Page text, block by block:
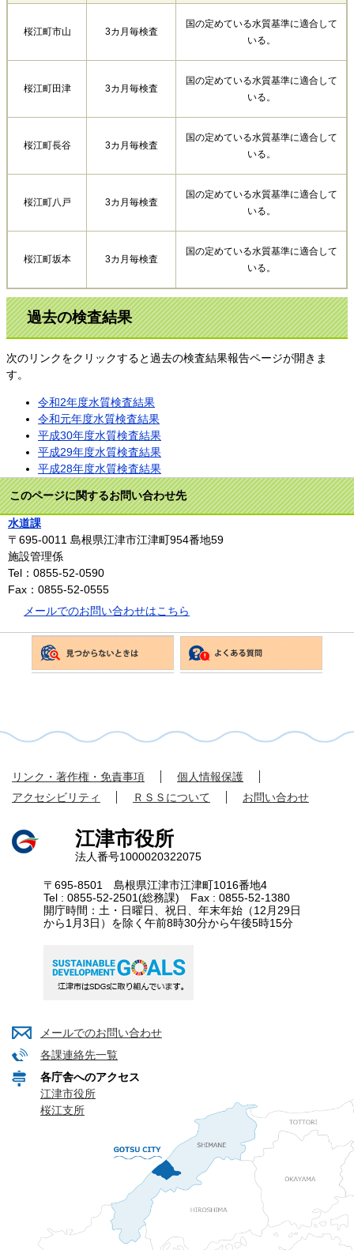
桜江町市山 3カ月毎検査
国の定めている水質基準に適合して
いる。
桜江町田津 3カ月毎検査
国の定めている水質基準に適合して
いる。
桜江町長谷 3カ月毎検査
国の定めている水質基準に適合して
いる。
桜江町八戸 3カ月毎検査
国の定めている水質基準に適合して
いる。
桜江町坂本 3カ月毎検査
国の定めている水質基準に適合して
いる。
過去の検査結果
次のリンクをクリックすると過去の検査結果報告ページが開きま
す。
令和2年度水質検査結果
令和元年度水質検査結果
平成30年度水質検査結果
平成29年度水質検査結果
平成28年度水質検査結果
このページに関するお問い合わせ先
水道課
〒695-0011 島根県江津市江津町954番地59
施設管理係
Tel：0855-52-0590
Fax：0855-52-0555
メールでのお問い合わせはこちら
リンク・著作権・免責事項
個人情報保護
アクセシビリティ
ＲＳＳについて お問い合わせ
江津市役所
法人番号1000020322075
〒695-8501 島根県江津市江津町1016番地4
Tel : 0855-52-2501(総務課) Fax : 0855-52-1380
開庁時間：土・日曜日、祝日、年末年始（12月29日
から1月3日）を除く午前8時30分から午後5時15分
メールでのお問い合わせ
各課連絡先一覧
各庁舎へのアクセス
江津市役所
桜江支所